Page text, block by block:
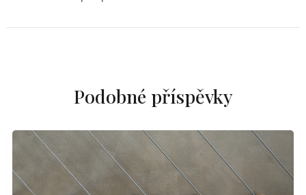
Podobné příspěvky